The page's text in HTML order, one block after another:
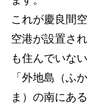
これが慶良間
空港が設置さ
も住んでいな
「外地島（ふ
ま）の南にあ